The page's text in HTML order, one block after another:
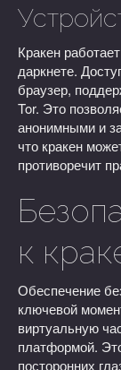
Кракен
даркнете.
браузер,
Tor. Это
анонимными и
что кракен
противоречит
к
Обеспечение
ключевой
виртуальную
платформой.
посторонних